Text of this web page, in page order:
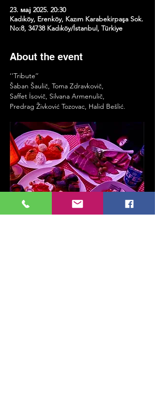
23. мај 2025. 20:30
Kadıköy, Erenköy, Kazım Karabekirpaşa Sok.
No:8, 34738 Kadıköy/İstanbul, Türkiye
About the event
‘’Tribute’’
Šaban Šaulič, Toma Zdravkovič,
Saffet İsovič, Silvana Armenulič,
Predrag Živković Tozovac, Halid Bešlić.